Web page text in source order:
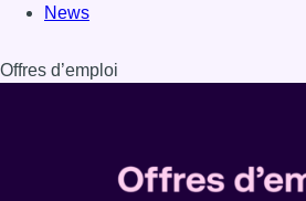
News
Offres d’emploi